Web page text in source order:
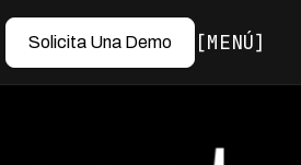
Solicita Una Demo MENÚ